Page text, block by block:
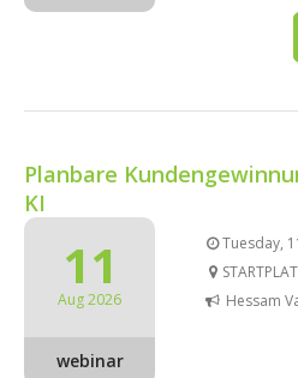
Planbare
KI
11
Aug 2026
webinar
Tuesday,
Hessam